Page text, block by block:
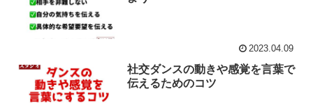
2023.04.09
社交ダンスの動きや感覚を言葉で
伝えるためのコツ